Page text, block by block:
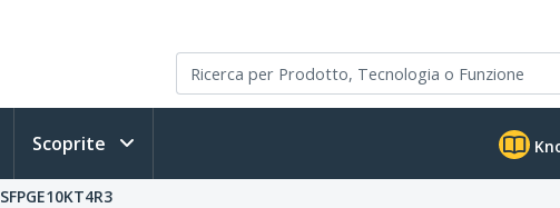
Scoprite
SFPGE10KT4R3